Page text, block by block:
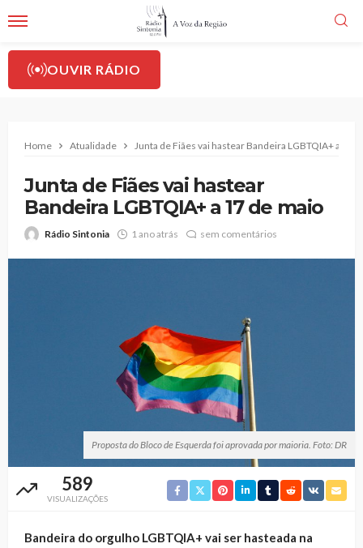
OUVIR RÁDIO
Home Atualidade Junta de Fiães vai hastear Bandeira LGBTQIA+ a 17
Junta de Fiães vai hastear
Bandeira LGBTQIA+ a 17 de maio
Rádio Sintonia 1 ano atrás sem comentários
Proposta do Bloco de Esquerda foi aprovada por maioria. Foto: DR
589
VISUALIZAÇÕES
Bandeira do orgulho LGBTQIA+ vai ser hasteada na